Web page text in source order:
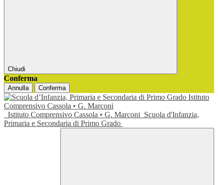
Chiudi
Conferma
Annulla Conferma
Istituto Comprensivo Cassola • G. Marconi Scuola d'Infanzia,
Primaria e Secondaria di Primo Grado